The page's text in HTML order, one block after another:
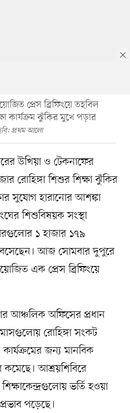
প্রেস ব্রিফিংয়ে তহবিল
কার্যক্রম ঝুঁকির মুখে পড়ার
প্রথম আলো
উখিয়া ও টেকনাফের
রোহিঙ্গা শিশুর শিক্ষা ঝুঁকির
সুযোগ হারানোর আশঙ্কা
শিশুবিষয়ক সংস্থা
১ হাজার ১৭৯
বসেছেন। আজ সোমবার দুপুরে
এক প্রেস ব্রিফিংয়ে
আঞ্চলিক অফিসের প্রধান
মাসগুলোয় রোহিঙ্গা সংকট
জন্য মানবিক
কমেছে। আশ্রয়শিবিরে
ভর্তি হওয়া
পড়েছে।